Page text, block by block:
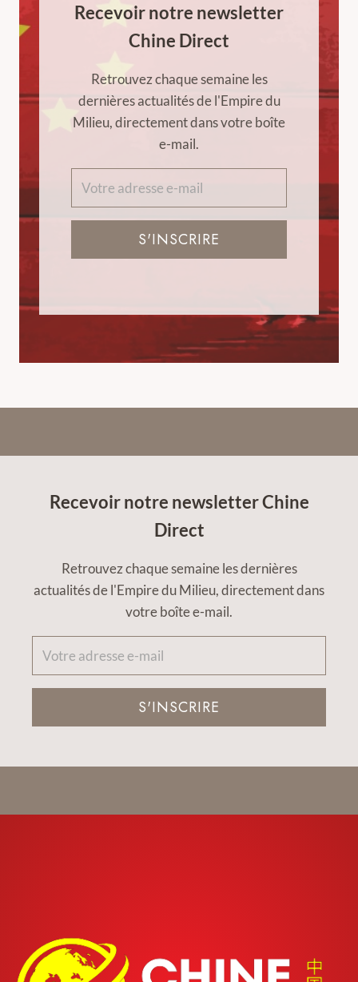
Recevoir notre newsletter
Chine Direct
Retrouvez chaque semaine les
dernières actualités de l'Empire du
Milieu, directement dans votre boîte
e-mail.
S'INSCRIRE
Recevoir notre newsletter Chine
Direct
Retrouvez chaque semaine les dernières
actualités de l'Empire du Milieu, directement dans
votre boîte e-mail.
S'INSCRIRE